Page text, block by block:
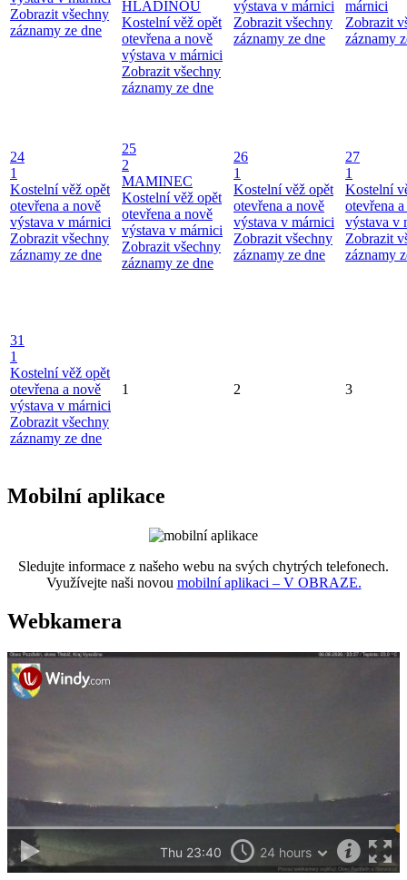
Zobrazit všechny
záznamy ze dne
HLADINOU
Kostelní věž opět
otevřena a nově
výstava v márnici
Zobrazit všechny
záznamy ze dne
výstava v márnici
Zobrazit všechny
záznamy ze dne
márnici
Zobrazit
záznamy
24
1
Kostelní věž opět
otevřena a nově
výstava v márnici
Zobrazit všechny
záznamy ze dne
25
2
MAMINEC
Kostelní věž opět
otevřena a nově
výstava v márnici
Zobrazit všechny
záznamy ze dne
26
1
Kostelní věž opět
otevřena a nově
výstava v márnici
Zobrazit všechny
záznamy ze dne
27
1
Kostelní
otevřena
výstava v
Zobrazit
záznamy
31
1
Kostelní věž opět
otevřena a nově
výstava v márnici
Zobrazit všechny
záznamy ze dne
1 2 3
Mobilní aplikace
Sledujte informace z našeho webu na svých chytrých telefonech.
Využívejte naši novou mobilní aplikaci – V OBRAZE.
Webkamera